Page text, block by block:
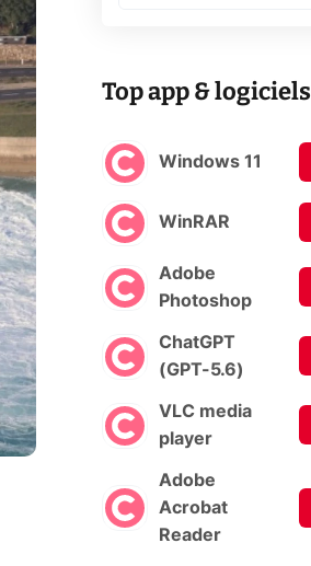
Top app & logiciels
Windows 11
WinRAR
Adobe
Photoshop
ChatGPT
(GPT-5.6)
VLC media
player
Adobe
Acrobat
Reader